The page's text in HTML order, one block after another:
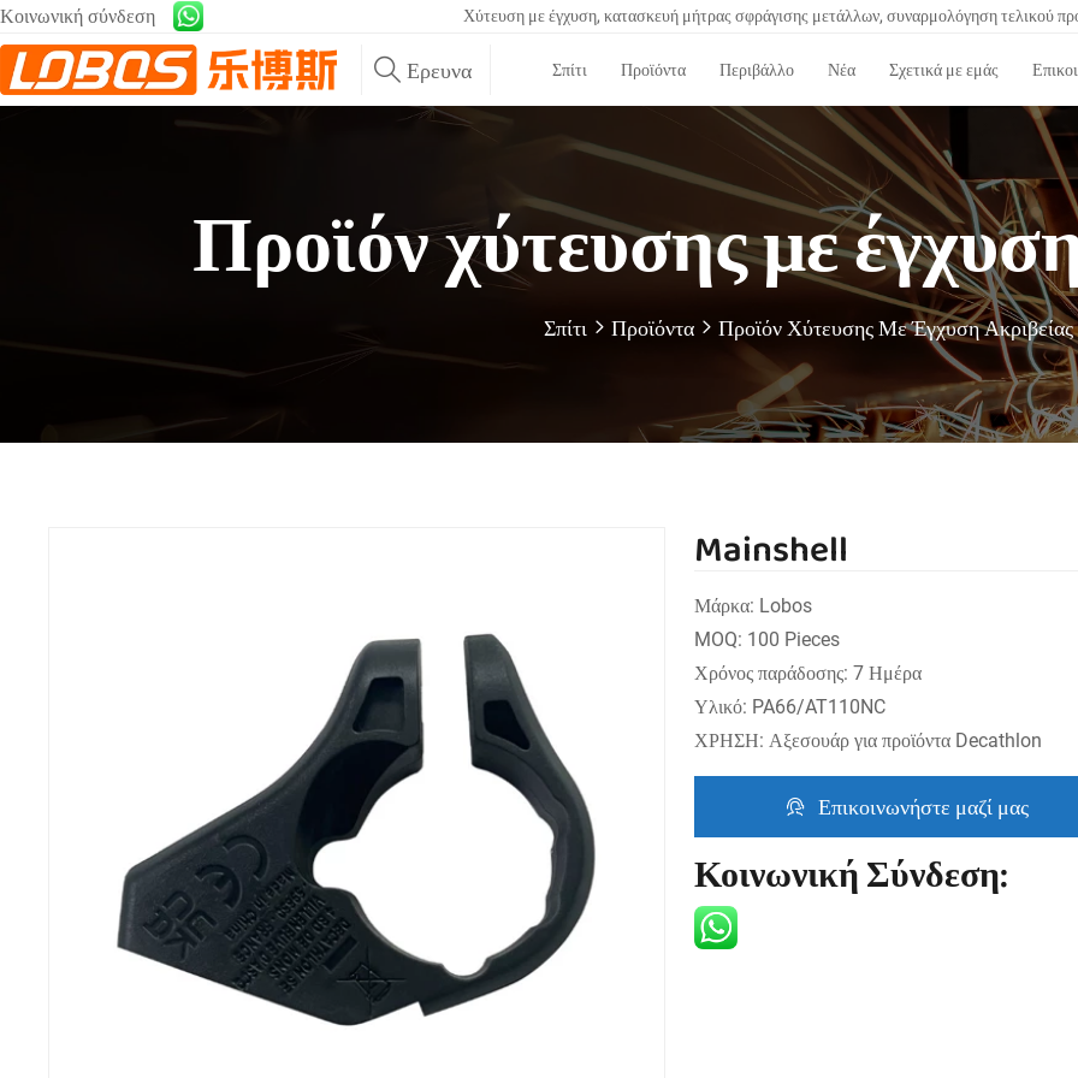
Κοινωνική σύνδεση Χύτευση με έγχυση, κατασκευή μήτρας σφράγισης μετάλλων, συναρμολόγηση τελικού
Ερευνα Σπίτι Προϊόντα Περιβάλλο Νέα Σχετικά με εμάς
Προϊόν χύτευσης με
Σπίτι Προϊόντα Προϊόν Χύτευσης Με Έγχυση Ακριβείας
Mainshell
Μάρκα: Lobos
MOQ: 100 Pieces
Χρόνος παράδοσης: 7 Ημέρα
Υλικό: PA66/AT110NC
ΧΡΗΣΗ: Αξεσουάρ για προϊόντα Decathlon
Επικοινωνήστε μαζί μας
Κοινωνική Σύνδεση: